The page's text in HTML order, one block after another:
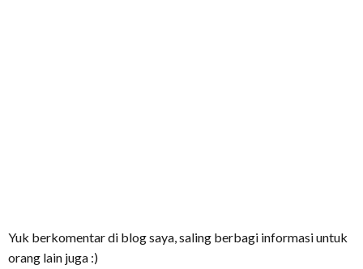
Yuk berkomentar di blog saya, saling berbagi informasi untuk
orang lain juga :)